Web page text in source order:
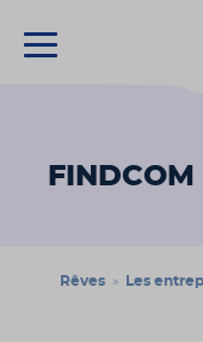
FINDCOM
Rêves » Les